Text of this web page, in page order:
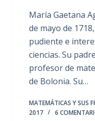
María Gaetana
de mayo de
pudiente e
ciencias. Su
profesor de
de Bolonia. Su…
MATEMÁTICAS Y SUS
2017
6